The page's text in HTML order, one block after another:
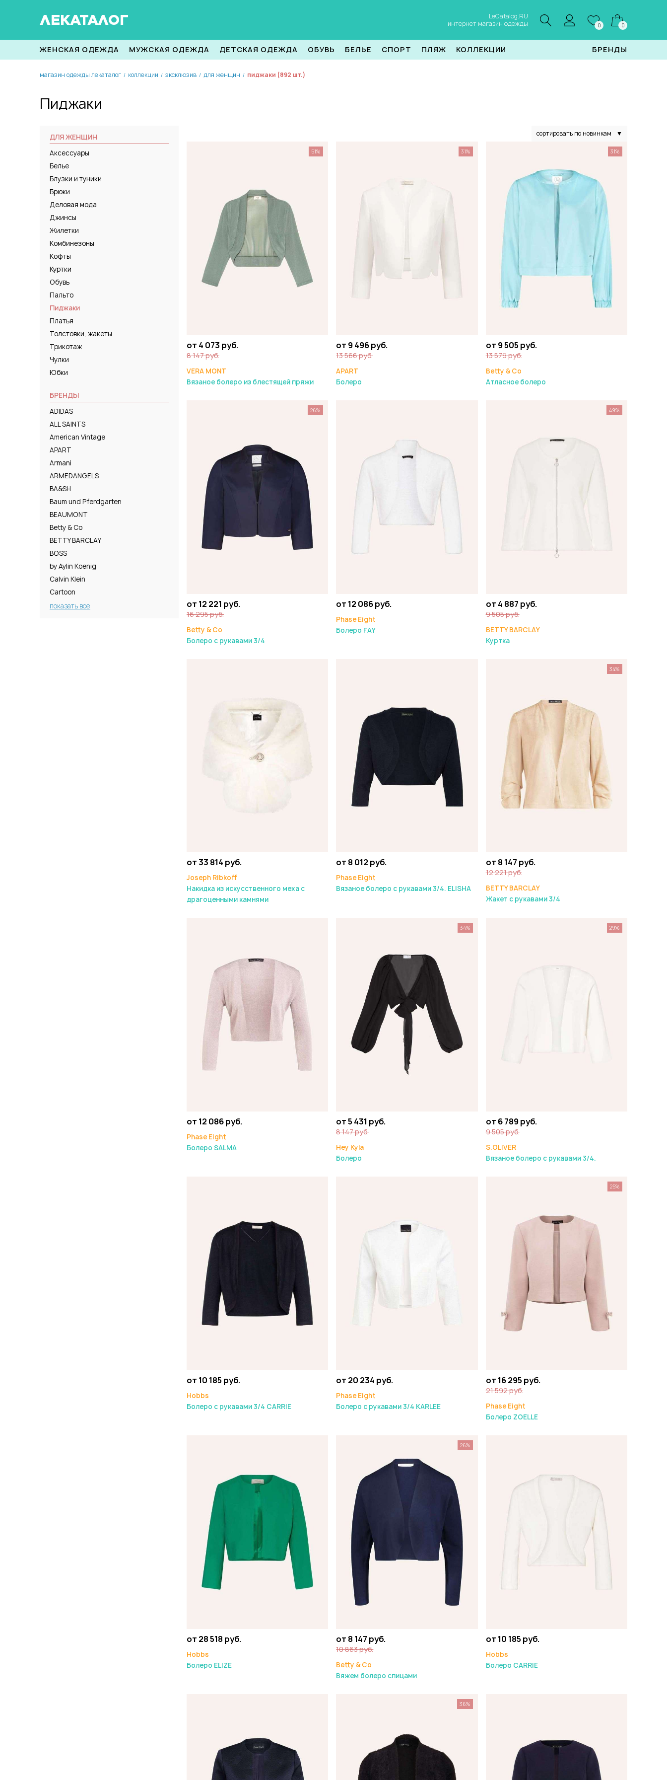
ЛЕКАТАЛОГ
LeCatalog.RU
интернет магазин одежды
0 0
ЖЕНСКАЯ ОДЕЖДА МУЖСКАЯ ОДЕЖДА ДЕТСКАЯ ОДЕЖДА ОБУВЬ БЕЛЬЕ СПОРТ ПЛЯЖ КОЛЛЕКЦИИ БРЕНДЫ
магазин одежды лекаталог / коллекции / эксклюзив / для женщин / пиджаки (892 шт.)
Пиджаки
сортировать по новинкам ▼
от 4 073 руб.
8 147 руб.
VERA MONT
Вязаное болеро из блестящей пряжи
51%
от 9 496 руб.
13 566 руб.
APART
Болеро
31%
от 9 505 руб.
13 579 руб.
Betty & Co
Атласное болеро
31%
от 12 221 руб.
16 295 руб.
Betty & Co
Болеро с рукавами 3/4
26%
от 12 086 руб.
Phase Eight
Болеро FAY
от 4 887 руб.
9 505 руб.
BETTY BARCLAY
Куртка
49%
от 33 814 руб.
Joseph Ribkoff
Накидка из искусственного меха с
драгоценными камнями
от 8 012 руб.
Phase Eight
Вязаное болеро с рукавами 3/4. ELISHA
от 8 147 руб.
12 221 руб.
BETTY BARCLAY
Жакет с рукавами 3/4
34%
от 12 086 руб.
Phase Eight
Болеро SALMA
от 5 431 руб.
8 147 руб.
Hey Kyla
Болеро
34%
от 6 789 руб.
9 505 руб.
S.OLIVER
Вязаное болеро с рукавами 3/4.
29%
от 10 185 руб.
Hobbs
Болеро с рукавами 3/4 CARRIE
от 20 234 руб.
Phase Eight
Болеро с рукавами 3/4 KARLEE
от 16 295 руб.
21 592 руб.
Phase Eight
Болеро ZOELLE
25%
от 28 518 руб.
Hobbs
Болеро ELIZE
от 8 147 руб.
10 863 руб.
Betty & Co
Вяжем болеро спицами
26%
от 10 185 руб.
Hobbs
Болеро CARRIE
36%
ДЛЯ ЖЕНЩИН
Аксессуары
Белье
Блузки и туники
Брюки
Деловая мода
Джинсы
Жилетки
Комбинезоны
Кофты
Куртки
Обувь
Пальто
Пиджаки
Платья
Толстовки, жакеты
Трикотаж
Чулки
Юбки
БРЕНДЫ
ADIDAS
ALL SAINTS
American Vintage
APART
Armani
ARMEDANGELS
BA&SH
Baum und Pferdgarten
BEAUMONT
Betty & Co
BETTY BARCLAY
BOSS
by Aylin Koenig
Calvin Klein
Cartoon
показать все